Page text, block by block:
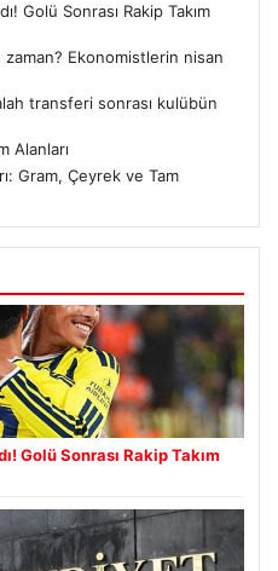
Golü Sonrası Rakip Takım
zaman? Ekonomistlerin nisan
transferi sonrası kulübün
Alanları
Gram, Çeyrek ve Tam
Golü Sonrası Rakip Takım